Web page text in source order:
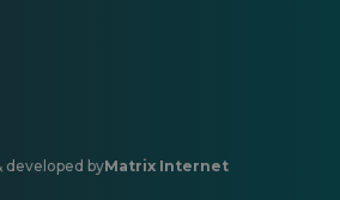
developed byMatrix Internet
Opent